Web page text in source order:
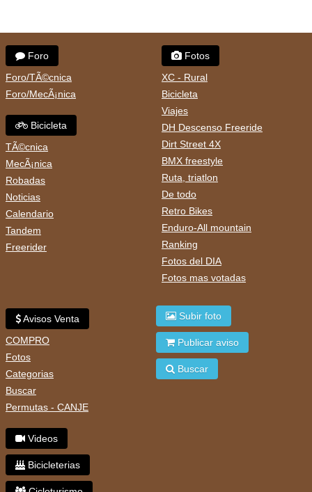
Foro
Foro/TÃ©cnica
Foro/MecÃ¡nica
Bicicleta
TÃ©cnica
MecÃ¡nica
Robadas
Noticias
Calendario
Tandem
Freerider
Fotos
XC - Rural
Bicicleta
Viajes
DH Descenso Freeride
Dirt Street 4X
BMX freestyle
Ruta, triatlon
De todo
Retro Bikes
Enduro-All mountain
Ranking
Fotos del DIA
Fotos mas votadas
Avisos Venta
COMPRO
Fotos
Categorias
Buscar
Permutas - CANJE
Videos
Bicicleterias
Subir foto
Publicar aviso
Buscar